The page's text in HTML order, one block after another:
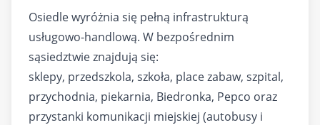
Osiedle wyróżnia się pełną infrastrukturą
usługowo-handlową. W bezpośrednim
sąsiedztwie znajdują się:
sklepy, przedszkola, szkoła, place zabaw, szpital,
przychodnia, piekarnia, Biedronka, Pepco oraz
przystanki komunikacji miejskiej (autobusy i